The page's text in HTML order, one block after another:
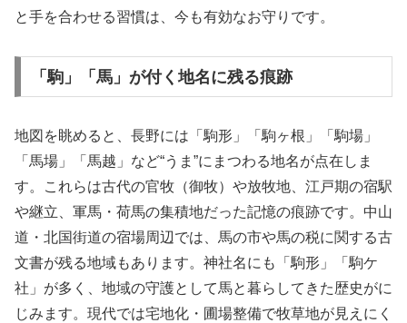
と手を合わせる習慣は、今も有効なお守りです。
「駒」「馬」が付く地名に残る痕跡
地図を眺めると、長野には「駒形」「駒ヶ根」「駒場」
「馬場」「馬越」など“うま”にまつわる地名が点在しま
す。これらは古代の官牧（御牧）や放牧地、江戸期の宿駅
や継立、軍馬・荷馬の集積地だった記憶の痕跡です。中山
道・北国街道の宿場周辺では、馬の市や馬の税に関する古
文書が残る地域もあります。神社名にも「駒形」「駒ケ
社」が多く、地域の守護として馬と暮らしてきた歴史がに
じみます。現代では宅地化・圃場整備で牧草地が見えにく